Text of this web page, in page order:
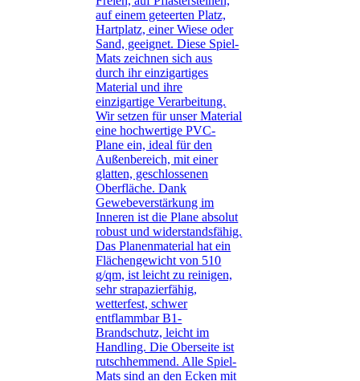
auf einem geteerten Platz,
Hartplatz, einer Wiese oder
Sand, geeignet. Diese Spiel-
Mats zeichnen sich aus
durch ihr einzigartiges
Material und ihre
einzigartige Verarbeitung.
Wir setzen für unser Material
eine hochwertige PVC-
Plane ein, ideal für den
Außenbereich, mit einer
glatten, geschlossenen
Oberfläche. Dank
Gewebeverstärkung im
Inneren ist die Plane absolut
robust und widerstandsfähig.
Das Planenmaterial hat ein
Flächengewicht von 510
g/qm, ist leicht zu reinigen,
sehr strapazierfähig,
wetterfest, schwer
entflammbar B1-
Brandschutz, leicht im
Handling. Die Oberseite ist
rutschhemmend. Alle Spiel-
Mats sind an den Ecken mit